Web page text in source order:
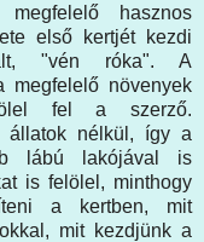
hasznos
első kertjét kezdi
"vén róka". A
megfelelő növenyek
ölel fel a szerző.
állatok nélkül, így a
lábú lakójával is
is felölel, minthogy
a kertben, mit
mit kezdjünk a